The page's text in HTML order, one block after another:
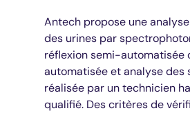
Antech propose une
des urines par
réflexion semi-automatisée
automatisée et analyse des
réalisée par un technicien
qualifié. Des critères de